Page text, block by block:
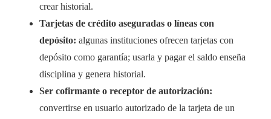
crear historial.
Tarjetas de crédito aseguradas o líneas con
depósito: algunas instituciones ofrecen tarjetas con
depósito como garantía; usarla y pagar el saldo enseña
disciplina y genera historial.
Ser cofirmante o receptor de autorización:
convertirse en usuario autorizado de la tarjeta de un